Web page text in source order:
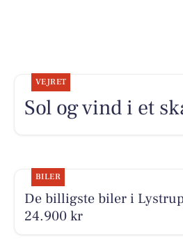
VEJRET
Sol og vind i et
BILER
De billigste biler i
24.900 kr